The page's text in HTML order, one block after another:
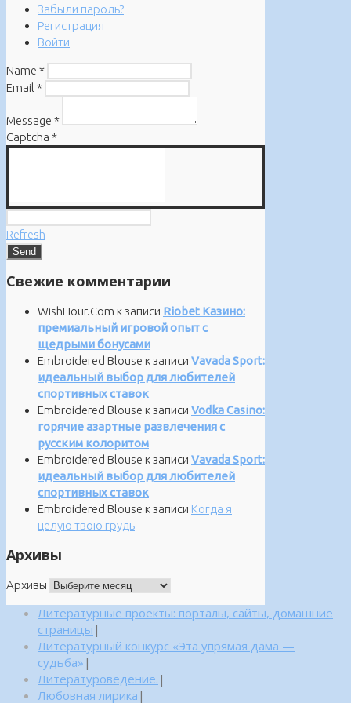
Забыли пароль?
Регистрация
Войти
Name *
Email *
Message *
Captcha *
Refresh
Свежие комментарии
WishHour.Com к записи Riobet Казино:
премиальный игровой опыт с
щедрыми бонусами
Embroidered Blouse к записи Vavada Sport:
идеальный выбор для любителей
спортивных ставок
Embroidered Blouse к записи Vodka Casino:
горячие азартные развлечения с
русским колоритом
Embroidered Blouse к записи Vavada Sport:
идеальный выбор для любителей
спортивных ставок
Embroidered Blouse к записи Когда я
целую твою грудь
Архивы
Архивы
Литературные проекты: порталы, сайты, домашние
страницы |
Литературный конкурс «Эта упрямая дама —
судьба» |
Литературоведение. |
Любовная лирика |